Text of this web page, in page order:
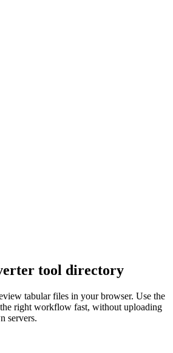
tool directory
tabular files in your browser. Use the
right workflow fast, without uploading
servers.